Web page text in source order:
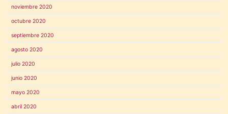
noviembre 2020
octubre 2020
septiembre 2020
agosto 2020
julio 2020
junio 2020
mayo 2020
abril 2020